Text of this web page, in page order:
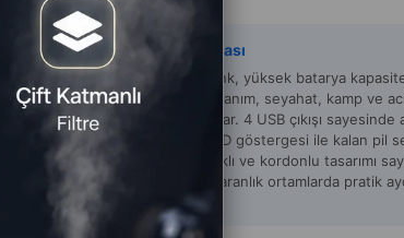
Satıcı ACL
Yapay Zeka Açıklaması
50.000mAh Powerbank, yüksek batarya
desteği ile günlük kullanım, seyahat, kamp ve
bir enerji çözümü sunar. 4 USB çıkışı sayesinde
cihazı şarj edebilir, LCD göstergesi ile kalan pil
edebilirsiniz. Kamp ışıklı ve kordonlu tasarımı
kolaylaştırır hem de karanlık ortamlarda pratik
sağlar.